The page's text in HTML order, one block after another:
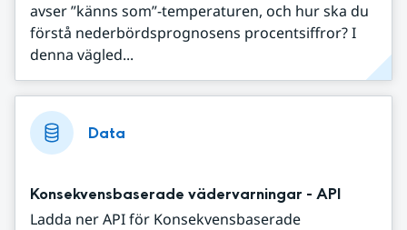
avser ”känns som”-temperaturen, och hur ska du
förstå nederbördsprognosens procentsiffror? I
denna vägled...
Data
Konsekvensbaserade vädervarningar - API
Ladda ner API för Konsekvensbaserade